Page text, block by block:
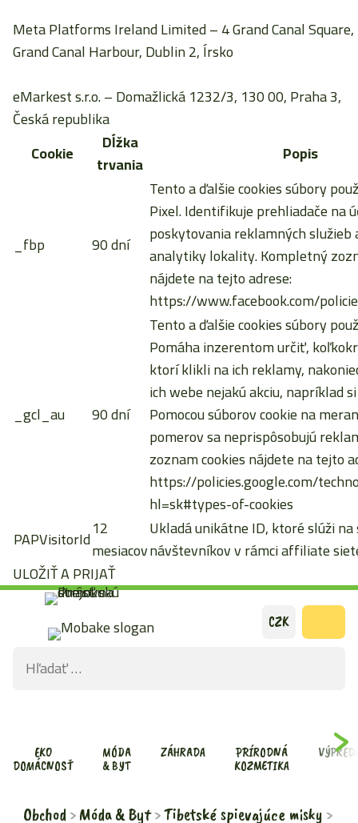
Preskočiť
obsah
EKO
DOMÁCNOSŤ
MÓDA
& BYT
ZÁHRADA
PRÍRODNÁ
KOZMETIKA
Hľadať:
CZK
Obchod Móda & Byt Tibetské spievajúce misky
Meta Platforms Ireland Limited– 4 Grand Canal Square,
Grand Canal Harbour, Dublin 2, Írsko
eMarkest s.r.o.– Domažlická 1232/3, 130 00, Praha 3,
Česká republika
Cookie
Dĺžka
trvania
Popis
_fbp 90 dní
Tento a ďalšie cookies súbory
Pixel. Identifikuje prehliadače na
poskytovania reklamných služieb
analytiky lokality. Kompletný
nájdete na tejto adrese:
https://www.facebook.com/
_gcl_au 90 dní
Tento a ďalšie cookies súbory
Pomáha inzerentom určiť,
ktorí klikli na ich reklamy,
ich webe nejakú akciu, napríklad
Pomocou súborov cookie na
pomerov sa neprispôsobujú
zoznam cookies nájdete na tejto
https://policies.google.com/
hl=sk#types-of-cookies
PAPVisitorId12
mesiacov
Ukladá unikátne ID, ktoré slúži
návštevníkov v rámci affiliate
ULOŽIŤ A PRIJAŤ